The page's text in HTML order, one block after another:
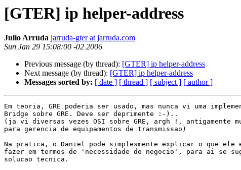
[GTER] ip helper-address
Julio Arruda jarruda-gter at jarruda.com
Sun Jan 29 15:08:00 -02 2006
Previous message (by thread): [GTER] ip helper-address
Next message (by thread): [GTER] ip helper-address
Messages sorted by: [ date ] [ thread ] [ subject ] [ author ]
Em teoria, GRE poderia ser usado, mas nunca vi uma
Bridge sobre GRE. Deve ser deprimente :-)..
(ja vi diversas vezes OSI sobre GRE, argh !, antigamente
para gerencia de equipamentos de transmissao)
Na pratica, o Daniel pode simplesmente explicar o que ele
fazer em termos de 'necessidade do negocio', para ai se
solucao tecnica.